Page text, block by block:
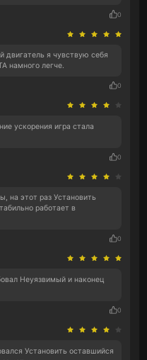
0
двигатель я чувствую себя
намного легче.
0
ускорения игра стала
0
на этот раз Установить
работает в
0
Неуязвимый и наконец
0
Установить оставшийся